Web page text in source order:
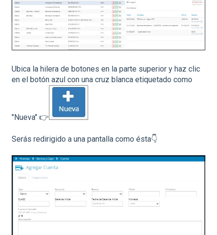
Ubica la hilera de botones en la parte superior y haz clic
en el botón azul con una cruz blanca etiquetado como
"Nueva" 👉
Serás redirigido a una pantalla como ésta👇